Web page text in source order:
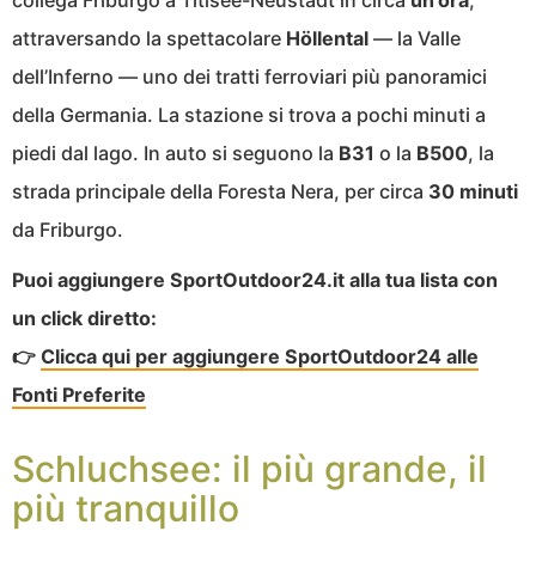
attraversando la spettacolare Höllental — la Valle
dell’Inferno — uno dei tratti ferroviari più panoramici
della Germania. La stazione si trova a pochi minuti a
piedi dal lago. In auto si seguono la B31 o la B500, la
strada principale della Foresta Nera, per circa 30 minuti
da Friburgo.
Puoi aggiungere SportOutdoor24.it alla tua lista con
un click diretto:
👉 Clicca qui per aggiungere SportOutdoor24 alle
Fonti Preferite
Schluchsee: il più grande, il
più tranquillo